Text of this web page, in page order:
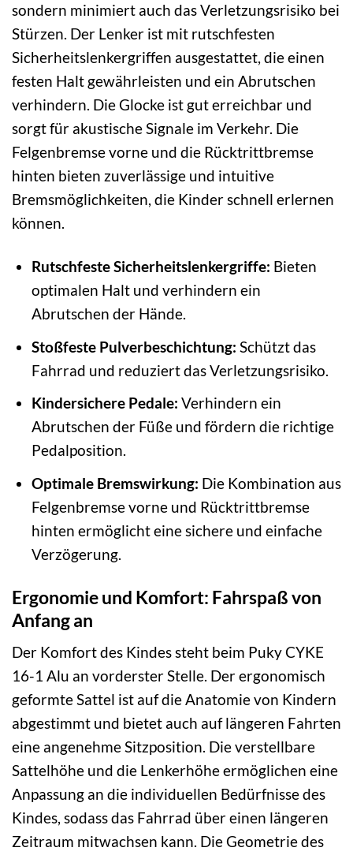
sondern minimiert auch das Verletzungsrisiko bei
Stürzen. Der Lenker ist mit rutschfesten
Sicherheitslenkergriffen ausgestattet, die einen
festen Halt gewährleisten und ein Abrutschen
verhindern. Die Glocke ist gut erreichbar und
sorgt für akustische Signale im Verkehr. Die
Felgenbremse vorne und die Rücktrittbremse
hinten bieten zuverlässige und intuitive
Bremsmöglichkeiten, die Kinder schnell erlernen
können.
Rutschfeste Sicherheitslenkergriffe: Bieten
optimalen Halt und verhindern ein
Abrutschen der Hände.
Stoßfeste Pulverbeschichtung: Schützt das
Fahrrad und reduziert das Verletzungsrisiko.
Kindersichere Pedale: Verhindern ein
Abrutschen der Füße und fördern die richtige
Pedalposition.
Optimale Bremswirkung: Die Kombination aus
Felgenbremse vorne und Rücktrittbremse
hinten ermöglicht eine sichere und einfache
Verzögerung.
Ergonomie und Komfort: Fahrspaß von
Anfang an
Der Komfort des Kindes steht beim Puky CYKE
16-1 Alu an vorderster Stelle. Der ergonomisch
geformte Sattel ist auf die Anatomie von Kindern
abgestimmt und bietet auch auf längeren Fahrten
eine angenehme Sitzposition. Die verstellbare
Sattelhöhe und die Lenkerhöhe ermöglichen eine
Anpassung an die individuellen Bedürfnisse des
Kindes, sodass das Fahrrad über einen längeren
Zeitraum mitwachsen kann. Die Geometrie des